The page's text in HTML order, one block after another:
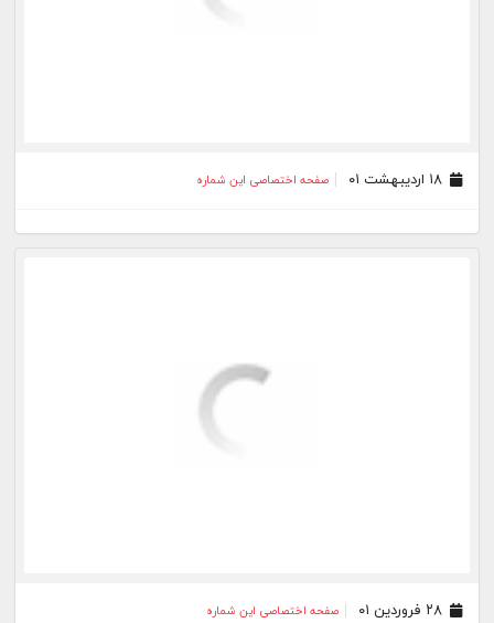
۱۸ اردیبهشت ۰۱ صفحه اختصاصی این شماره
۲۸ فروردین ۰۱ صفحه اختصاصی این شماره